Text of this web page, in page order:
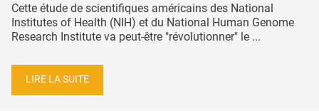
Cette étude de scientifiques américains des National
Institutes of Health (NIH) et du National Human Genome
Research Institute va peut-être "révolutionner" le ...
LIRE LA SUITE